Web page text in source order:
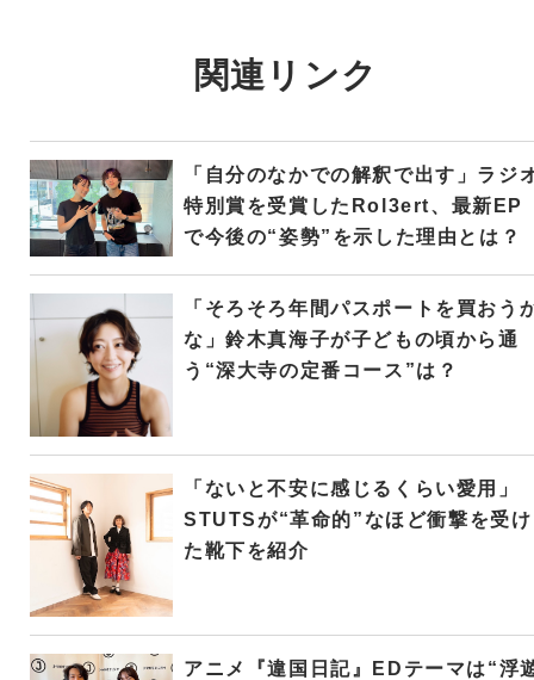
関連リンク
「自分のなかでの解釈で出す」ラジ
特別賞を受賞したRol3ert、最新EP
で今後の“姿勢”を示した理由とは？
「そろそろ年間パスポートを買おう
な」鈴木真海子が子どもの頃から通
う“深大寺の定番コース”は？
「ないと不安に感じるくらい愛用」
STUTSが“革命的”なほど衝撃を受け
た靴下を紹介
アニメ『違国日記』EDテーマは“浮